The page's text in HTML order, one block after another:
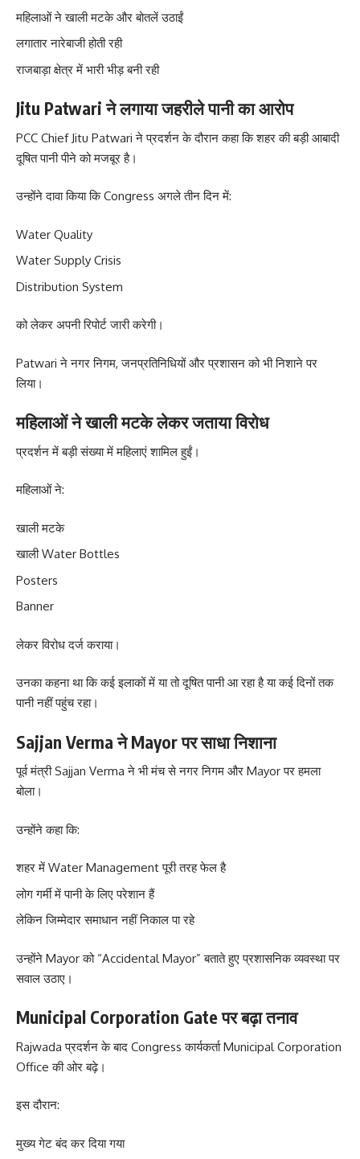
महिलाओं ने खाली मटके और बोतलें उठाईं
लगातार नारेबाजी होती रही
राजबाड़ा क्षेत्र में भारी भीड़ बनी रही
Jitu Patwari ने लगाया जहरीले पानी का आरोप
PCC Chief Jitu Patwari ने प्रदर्शन के दौरान कहा कि शहर की बड़ी आबादी
दूषित पानी पीने को मजबूर है।
उन्होंने दावा किया कि Congress अगले तीन दिन में:
Water Quality
Water Supply Crisis
Distribution System
को लेकर अपनी रिपोर्ट जारी करेगी।
Patwari ने नगर निगम, जनप्रतिनिधियों और प्रशासन को भी निशाने पर
लिया।
महिलाओं ने खाली मटके लेकर जताया विरोध
प्रदर्शन में बड़ी संख्या में महिलाएं शामिल हुईं।
महिलाओं ने:
खाली मटके
खाली Water Bottles
Posters
Banner
लेकर विरोध दर्ज कराया।
उनका कहना था कि कई इलाकों में या तो दूषित पानी आ रहा है या कई दिनों तक
पानी नहीं पहुंच रहा।
Sajjan Verma ने Mayor पर साधा निशाना
पूर्व मंत्री Sajjan Verma ने भी मंच से नगर निगम और Mayor पर हमला
बोला।
उन्होंने कहा कि:
शहर में Water Management पूरी तरह फेल है
लोग गर्मी में पानी के लिए परेशान हैं
लेकिन जिम्मेदार समाधान नहीं निकाल पा रहे
उन्होंने Mayor को “Accidental Mayor” बताते हुए प्रशासनिक व्यवस्था पर
सवाल उठाए।
Municipal Corporation Gate पर बढ़ा तनाव
Rajwada प्रदर्शन के बाद Congress कार्यकर्ता Municipal Corporation
Office की ओर बढ़े।
इस दौरान:
मुख्य गेट बंद कर दिया गया